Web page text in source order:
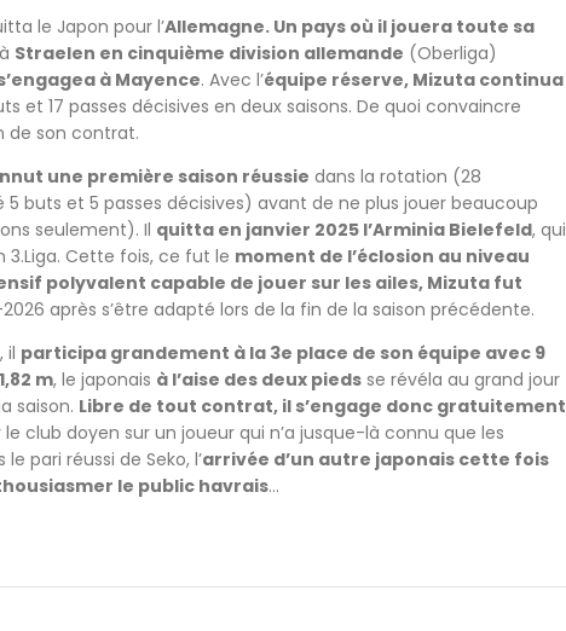
le Japon pour l’Allemagne. Un pays où il jouera toute sa
Straelen en cinquième division allemande (Oberliga)
à Mayence. Avec l’équipe réserve, Mizuta continua
et 17 passes décisives en deux saisons. De quoi convaincre
de son contrat.
une première saison réussie dans la rotation (28
buts et 5 passes décisives) avant de ne plus jouer beaucoup
seulement). Il quitta en janvier 2025 l’Arminia Bielefeld, qui
3.Liga. Cette fois, ce fut le moment de l’éclosion au niveau
polyvalent capable de jouer sur les ailes, Mizuta fut
après s’être adapté lors de la fin de la saison précédente.
, il participa grandement à la 3e place de son équipe avec 9
1,82 m, le japonais à l’aise des deux pieds se révéla au grand jour
saison. Libre de tout contrat, il s’engage donc gratuitement
le club doyen sur un joueur qui n’a jusque-là connu que les
pari réussi de Seko, l’arrivée d’un autre japonais cette fois
le public havrais…